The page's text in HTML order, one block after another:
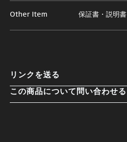
Other Item 保証書・説明書
リンクを送る
この商品について問い合わせる